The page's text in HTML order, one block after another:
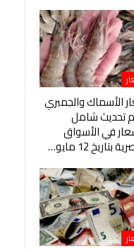
الأسماك والجمبري
تحديث شامل
في الأسواق
بتاريخ 12 مايو…